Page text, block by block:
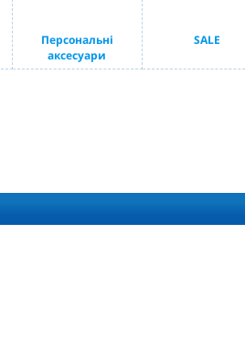
Персональні
аксесуари
SALE